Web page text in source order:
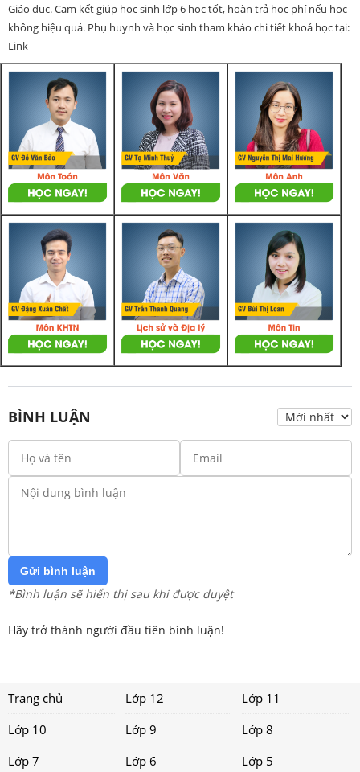
Giáo dục. Cam kết giúp học sinh lớp 6 học tốt, hoàn trả học phí nếu học
không hiệu quả. Phụ huynh và học sinh tham khảo chi tiết khoá học tại:
Link
BÌNH LUẬN
Gửi bình luận
*Bình luận sẽ hiển thị sau khi được duyệt
Hãy trở thành người đầu tiên bình luận!
Trang chủ Lớp 12
Lớp 11
Lớp 10
Lớp 9
Lớp 8
Lớp 7
Lớp 6 Lớp 5